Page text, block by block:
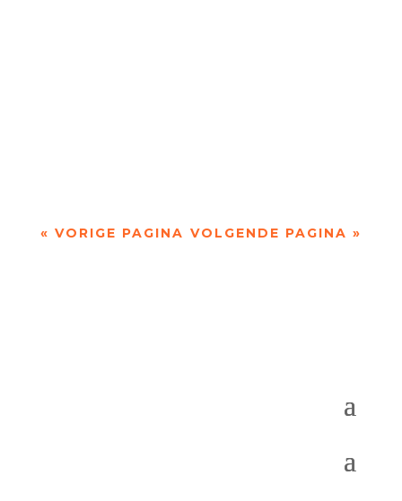
« VORIGE PAGINA VOLGENDE PAGINA »